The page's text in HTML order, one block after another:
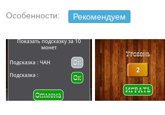
Особенности: Рекомендуем